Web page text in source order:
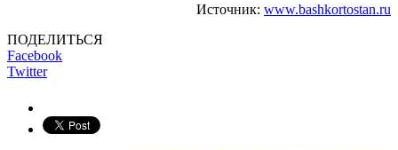
Источник: www.bashkortostan.ru
ПОДЕЛИТЬСЯ
Facebook
Twitter